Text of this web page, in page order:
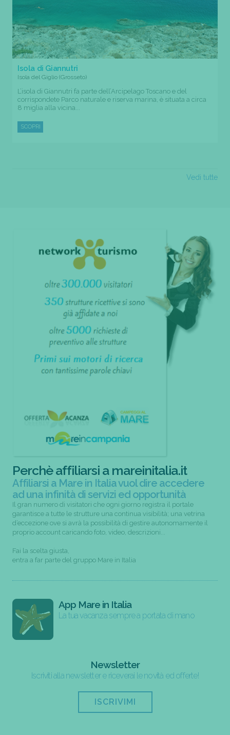
Isola di Giannutri
Isola del Giglio (Grosseto)
L’isola di Giannutri fa parte dell’Arcipelago Toscano e del
corrispondete Parco naturale e riserva marina, è situata a circa
8 miglia alla vicina...
SCOPRI
Vedi tutte
Perchè affiliarsi a mareinitalia.it
Affiliarsi a Mare in Italia vuol dire accedere
ad una infinità di servizi ed opportunità
Il gran numero di visitatori che ogni giorno registra il portale
garantisce a tutte le strutture una continua visibilità; una vetrina
d’eccezione ove si avrà la possibilità di gestire autonomamente il
proprio account caricando foto, video, descrizioni...
Fai la scelta giusta,
entra a far parte del gruppo Mare in Italia
App Mare in Italia
La tua vacanza sempre a portata di mano
Newsletter
Iscriviti alla newsletter e riceverai le novità ed offerte!
ISCRIVIMI